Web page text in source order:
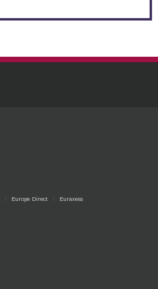
Europe Direct Euraxess